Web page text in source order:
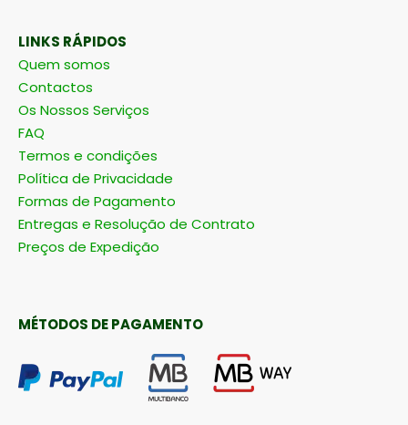
LINKS RÁPIDOS
Quem somos
Contactos
Os Nossos Serviços
FAQ
Termos e condições
Política de Privacidade
Formas de Pagamento
Entregas e Resolução de Contrato
Preços de Expedição
MÉTODOS DE PAGAMENTO